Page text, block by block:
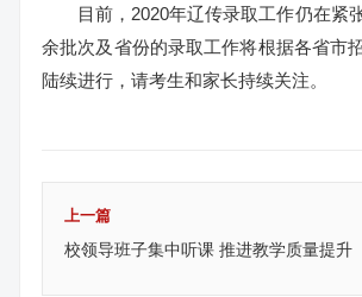
目前，2020年辽传录取工作仍在紧
余批次及省份的录取工作将根据各省市
陆续进行，请考生和家长持续关注。
上一篇
校领导班子集中听课 推进教学质量提升